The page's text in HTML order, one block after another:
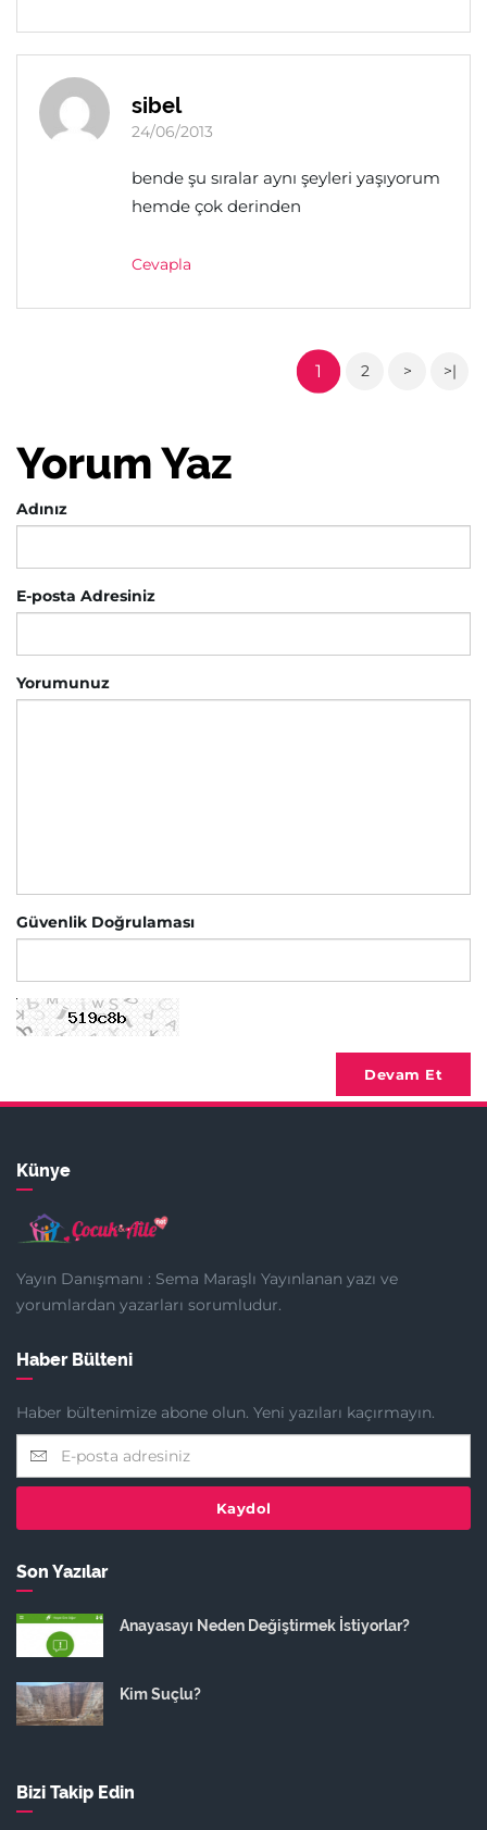
sibel
24/06/2013
bende şu sıralar aynı şeyleri yaşıyorum
hemde çok derinden
Cevapla
1 2 > >|
Yorum Yaz
Adınız
E-posta Adresiniz
Yorumunuz
Güvenlik Doğrulaması
Devam Et
Künye
Yayın Danışmanı : Sema Maraşlı Yayınlanan yazı ve
yorumlardan yazarları sorumludur.
Haber Bülteni
Haber bültenimize abone olun. Yeni yazıları kaçırmayın.
Kaydol
Son Yazılar
Anayasayı Neden Değiştirmek İstiyorlar?
Kim Suçlu?
Bizi Takip Edin